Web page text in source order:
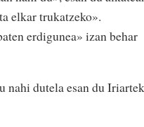
elkar trukatzeko».
erdigunea» izan behar
nahi dutela esan du